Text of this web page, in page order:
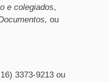
e colegiados,
ou
3373-9213 ou